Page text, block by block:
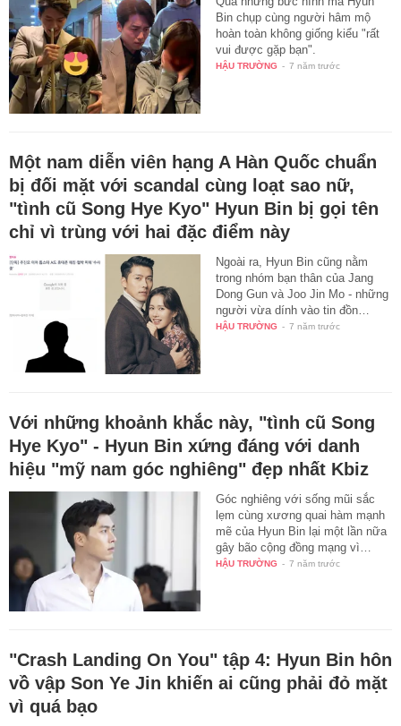
Bin chụp cùng người hâm mộ
hoàn toàn không giống kiểu "rất
vui được gặp bạn".
HẬU TRƯỜNG - 7 năm trước
Một nam diễn viên hạng A Hàn Quốc chuẩn
bị đối mặt với scandal cùng loạt sao nữ,
"tình cũ Song Hye Kyo" Hyun Bin bị gọi tên
chỉ vì trùng với hai đặc điểm này
Ngoài ra, Hyun Bin cũng nằm
trong nhóm bạn thân của Jang
Dong Gun và Joo Jin Mo - những
người vừa dính vào tin đồn…
HẬU TRƯỜNG - 7 năm trước
Với những khoảnh khắc này, "tình cũ Song
Hye Kyo" - Hyun Bin xứng đáng với danh
hiệu "mỹ nam góc nghiêng" đẹp nhất Kbiz
Góc nghiêng với sống mũi sắc
lẹm cùng xương quai hàm mạnh
mẽ của Hyun Bin lại một lần nữa
gây bão cộng đồng mạng vì…
HẬU TRƯỜNG - 7 năm trước
"Crash Landing On You" tập 4: Hyun Bin hôn
vồ vập Son Ye Jin khiến ai cũng phải đỏ mặt
vì quá bạo